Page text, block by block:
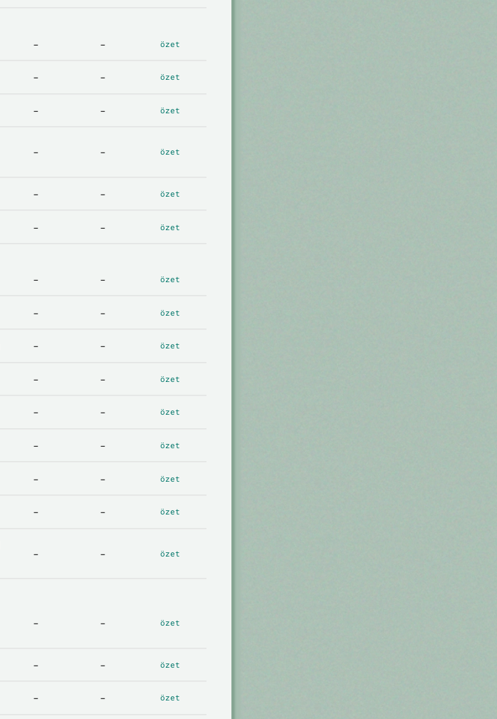
- - özet
- - özet
- - özet
- - özet
- - özet
- - özet
- - özet
- - özet
- - özet
- - özet
- - özet
- - özet
- - özet
- - özet
- - özet
- - özet
- - özet
- - özet